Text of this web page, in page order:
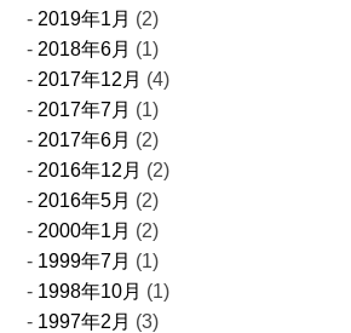
2019年1月 (2)
2018年6月 (1)
2017年12月 (4)
2017年7月 (1)
2017年6月 (2)
2016年12月 (2)
2016年5月 (2)
2000年1月 (2)
1999年7月 (1)
1998年10月 (1)
1997年2月 (3)